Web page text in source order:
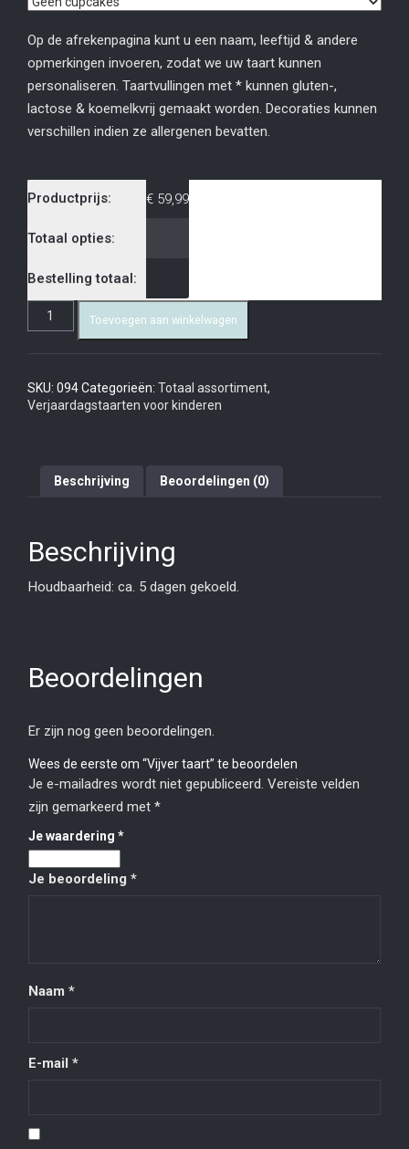
Op de afrekenpagina kunt u een naam, leeftijd & andere
opmerkingen invoeren, zodat we uw taart kunnen
personaliseren. Taartvullingen met * kunnen gluten-,
lactose & koemelkvrij gemaakt worden. Decoraties kunnen
verschillen indien ze allergenen bevatten.
Productprijs: € 59,99
Totaal opties:
Bestelling totaal:
Toevoegen aan winkelwagen
SKU: 094Categorieën: Totaal assortiment,
Verjaardagstaarten voor kinderen
Beschrijving Beoordelingen (0)
Beschrijving
Houdbaarheid: ca. 5 dagen gekoeld.
Beoordelingen
Er zijn nog geen beoordelingen.
Wees de eerste om “Vijver taart” te beoordelen
Je e-mailadres wordt niet gepubliceerd. Vereiste velden
zijn gemarkeerd met *
Je waardering *
Je beoordeling *
Naam *
E-mail *